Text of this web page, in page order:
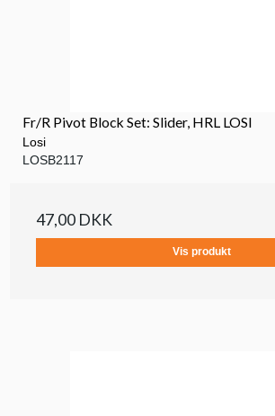
Fr/R Pivot Block Set: Slider, HRL LOSI
Losi
LOSB2117
47,00 DKK
Vis produkt